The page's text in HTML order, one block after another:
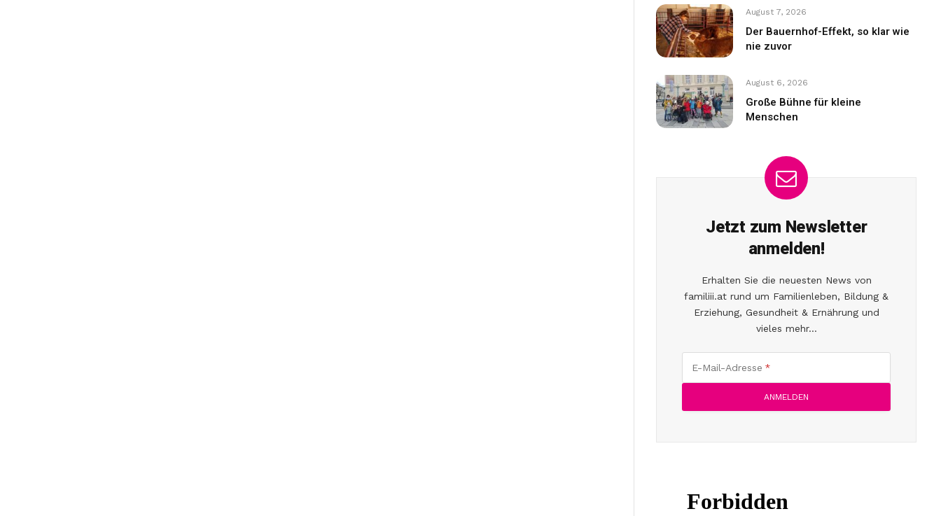
August 7, 2026
Der Bauernhof-Effekt, so klar wie
nie zuvor
August 6, 2026
Große Bühne für kleine
Menschen
Jetzt zum Newsletter
anmelden!
Erhalten Sie die neuesten News von
familiii.at rund um Familienleben, Bildung &
Erziehung, Gesundheit & Ernährung und
vieles mehr...
E-Mail-Adresse